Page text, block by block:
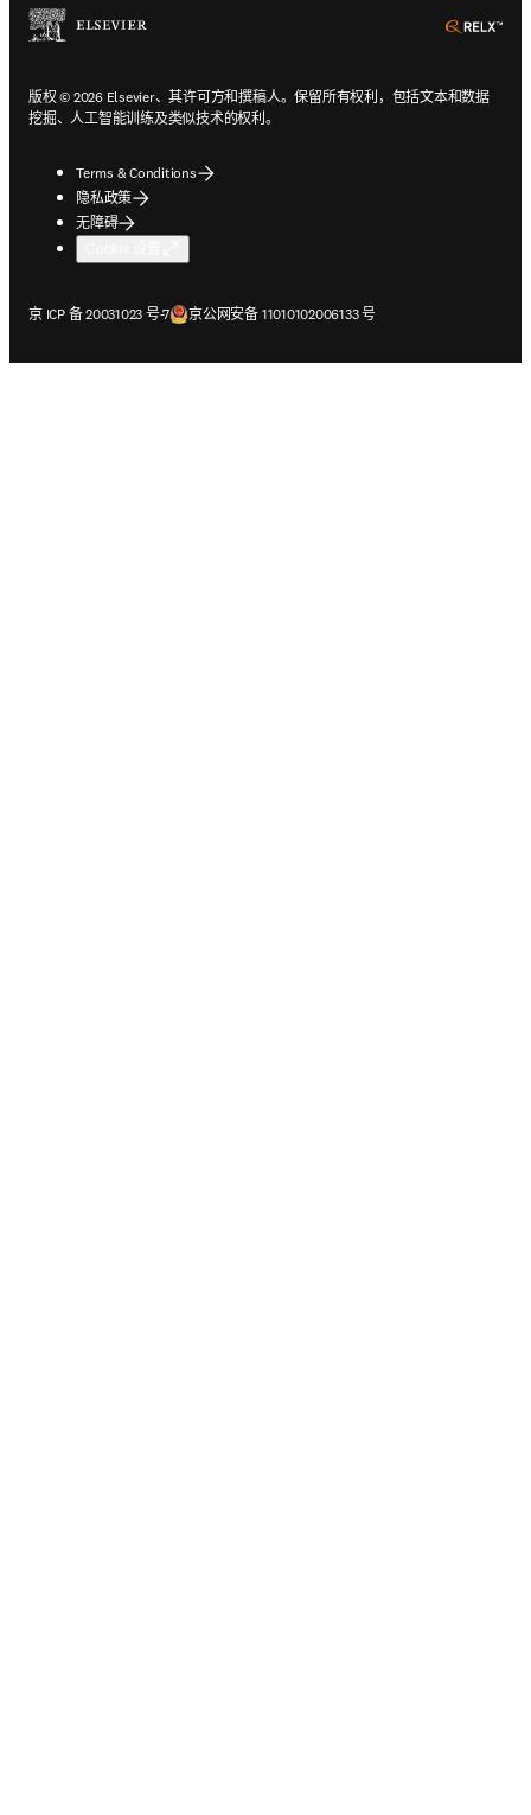
版权 © 2026 Elsevier、其许可方和撰稿人。保留所有权利，包括文本和数据
挖掘、人工智能训练及类似技术的权利。
Terms & Conditions
隐私政策
无障碍
京 ICP 备 20031023 号-7
在新的选项卡/窗口中打开京公网安备 11010102006133 号
在新的选项卡/窗口中打开